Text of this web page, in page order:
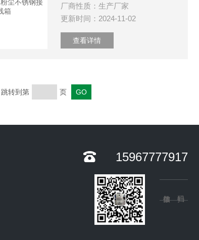
厂商性质：生产厂家
更新时间：2024-11-02
查看详情
跳转到第 页
15967777917